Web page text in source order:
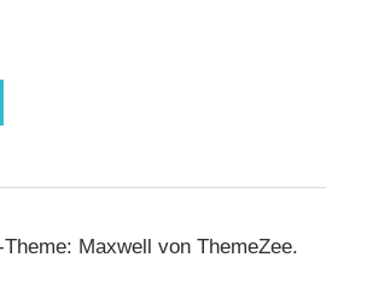
Maxwell von ThemeZee.